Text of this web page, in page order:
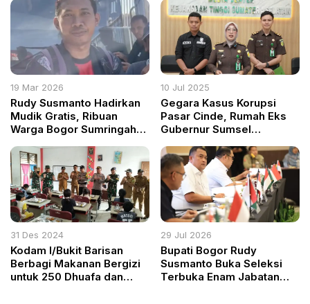
Gigobak
Persoalan Sampah
19 Mar 2026
Rudy Susmanto Hadirkan
Mudik Gratis, Ribuan
Warga Bogor Sumringah
10 Jul 2025
Gegara Kasus Korupsi
Pasar Cinde, Rumah Eks
Gubernur Sumsel
yang Kebal Hukum!
31 Des 2024
Kodam I/Bukit Barisan
Berbagi Makanan Bergizi
untuk 250 Dhuafa dan
29 Jul 2026
Bupati Bogor Rudy
Susmanto Buka Seleksi
Terbuka Enam Jabatan